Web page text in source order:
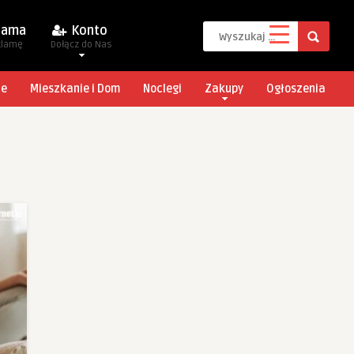
Konto
Dołącz do Nas
Mieszkanie i Dom Noclegi Zakupy Ogłoszenia